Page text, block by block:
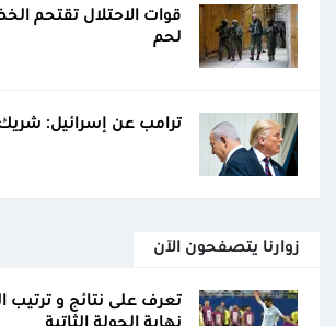
قوات الاحتلال تقتحم
لحم
ترامب عن إسرائيل:
زوارنا يتصفحون الآن
تعرف على نتائج و ترتيب
نهاية الجولة الثاتية